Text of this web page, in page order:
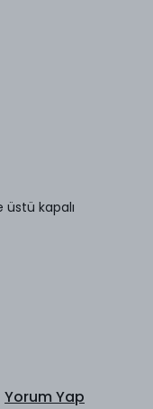
üstü kapalı
Yorum Yap